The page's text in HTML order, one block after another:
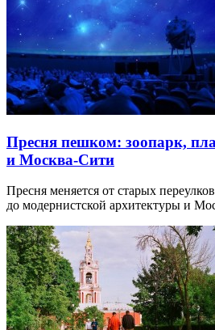
Пресня пешком: зоопарк,
и Москва-Сити
Пресня меняется от старых
до модернистской архитектуры и